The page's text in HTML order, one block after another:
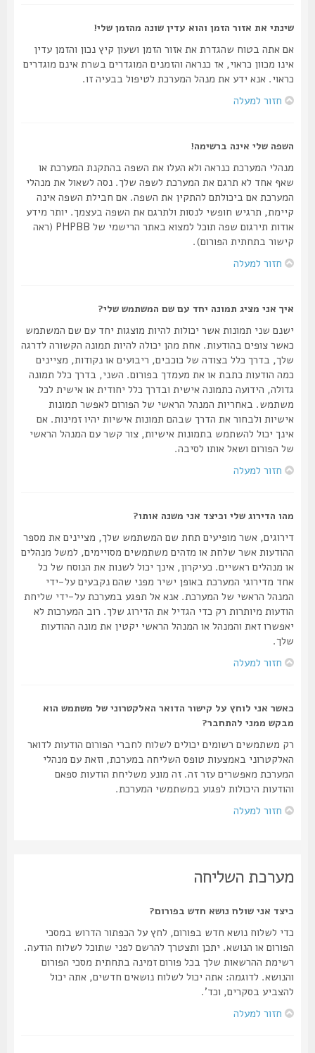
שינתי את אזור הזמן והוא עדין שונה מהזמן שלי!
אם אתה בטוח שהגדרת את אזור הזמן ושעון קיץ נכון והזמן עדין
אינו מכוון כראוי, אז כנראה והזמנים המוגדרים בשרת אינם מוגדרים
כראוי. אנא ידע את מנהל המערכת לטיפול בבעיה זו.
חזור למעלה
השפה שלי אינה ברשימה!
מנהלי המערכת כנראה ולא העלו את השפה בהתקנת המערכת או
שאף אחד לא תרגם את המערכת לשפה שלך. נסה לשאול את מנהלי
המערכת אם ביכולתם להתקין את השפה. אם חבילת השפה אינה
קיימת, תרגיש חופשי לנסות ולתרגם את השפה בעצמך. יותר מידע
אודות תירגום שפה תוכל למצוא באתר הרישמי של PHPBB (ראה
קישור בתחתית הפורום).
חזור למעלה
איך אני מציג תמונה יחד עם שם המשתמש שלי?
ישנם שני תמונות אשר יכולות להיות מוצגות יחד עם שם המשתמש
כאשר צופים בהודעות. אחת מהן יכולה להיות תמונה הקשורה לדרגה
שלך, בדרך כלל בצודה של כוכבים, ריבועים או נקודות, מציינים
כמה הודעות כתבת או את מעמדך בפורום. השני, בדרך כלל תמונה
גדולה, הידועה כתמונה אישית ובדרך כלל יחודית או אישית לכל
משתמש. באחריות המנהל הראשי של הפורום לאפשר תמונות
אישיות ולבחור את הדרך שבהם תמונות אישיות יהיו זמינות. אם
אינך יכול להשתמש בתמונות אישיות, צור קשר עם המנהל הראשי
של הפורום ושאל אותו לסיבה.
חזור למעלה
מהו הדירוג שלי וכיצד אני משנה אותו?
דירוגים, אשר מופיעים תחת שם המשתמש שלך, מציינים את מספר
ההודעות אשר שלחת או מזהים משתמשים מסויימים, למשל מנהלים
או מנהלים ראשיים. כעיקרון, אינך יכול לשנות את הנוסח של כל
אחד מדירוגי המערכת באופן ישיר מפני שהם נקבעים על-ידי
המנהל הראשי של המערכת. אנא אל תפגע במערכת על-ידי שליחת
הודעות מיותרות רק כדי הגדיל את הדירוג שלך. רוב המערכות לא
יאפשרו זאת והמנהל או המנהל הראשי יקטין את מונה ההודעות
חזור למעלה
כאשר אני לוחץ על קישור הדואר האלקטרוני של משתמש הוא
מבקש ממני להתחבר?
רק משתמשים רשומים יכולים לשלוח לחברי הפורום הודעות לדואר
האלקטרוני באמצעות טופס השליחה במערכת, וזאת עם מנהלי
המערכת מאפשרים עזר זה. זה מונע משליחת הודעות ספאם
והודעות היכולות לפגוע במשתמשי המערכת.
חזור למעלה
מערכת השליחה
כיצד אני שולח נושא חדש בפורום?
כדי לשלוח נושא חדש בפורום, לחץ על הכפתור הדרוש במסכי
הפורום או הנושא. יתכן ותצטרך להרשם לפני שתוכל לשלוח הודעה.
רשימת ההרשאות שלך בכל פורום זמינה בתחתית מסכי הפורום
והנושא. לדוגמה: אתה יכול לשלוח נושאים חדשים, אתה יכול
להצביע בסקרים, וכד'.
חזור למעלה